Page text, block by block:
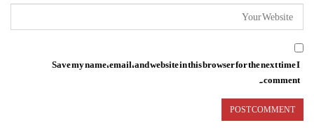
Save my name, email, and website in this browser for the next time I
comment.